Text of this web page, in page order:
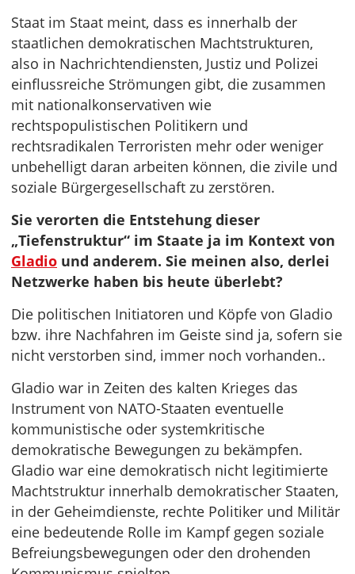
Staat im Staat meint, dass es innerhalb der
staatlichen demokratischen Machtstrukturen,
also in Nachrichtendiensten, Justiz und Polizei
einflussreiche Strömungen gibt, die zusammen
mit nationalkonservativen wie
rechtspopulistischen Politikern und
rechtsradikalen Terroristen mehr oder weniger
unbehelligt daran arbeiten können, die zivile und
soziale Bürgergesellschaft zu zerstören.
Sie verorten die Entstehung dieser
„Tiefenstruktur“ im Staate ja im Kontext von
Gladio und anderem. Sie meinen also, derlei
Netzwerke haben bis heute überlebt?
Die politischen Initiatoren und Köpfe von Gladio
bzw. ihre Nachfahren im Geiste sind ja, sofern sie
nicht verstorben sind, immer noch vorhanden..
Gladio war in Zeiten des kalten Krieges das
Instrument von NATO-Staaten eventuelle
kommunistische oder systemkritische
demokratische Bewegungen zu bekämpfen.
Gladio war eine demokratisch nicht legitimierte
Machtstruktur innerhalb demokratischer Staaten,
in der Geheimdienste, rechte Politiker und Militär
eine bedeutende Rolle im Kampf gegen soziale
Befreiungsbewegungen oder den drohenden